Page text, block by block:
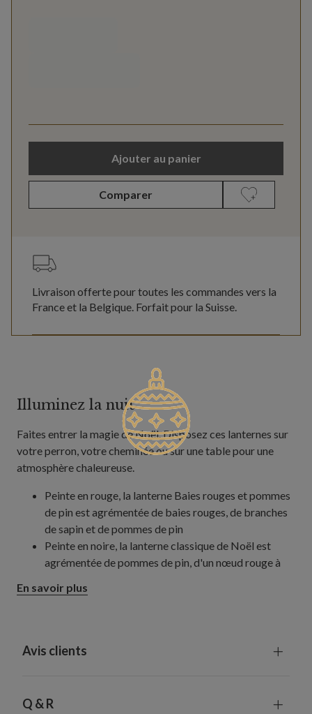
Ajouter au panier
Comparer
Livraison offerte pour toutes les commandes vers la
France et la Belgique. Forfait pour la Suisse.
Illuminez la nuit
Faites entrer la magie de Noël. Disposez ces lanternes sur
votre perron, votre cheminée ou sur une table pour une
atmosphère chaleureuse.
Peinte en rouge, la lanterne Baies rouges et pommes
de pin est agrémentée de baies rouges, de branches
de sapin et de pommes de pin
Peinte en noire, la lanterne classique de Noël est
agrémentée de pommes de pin, d'un nœud rouge à
de branchages
Chaque bougie nécessite des piles ; non fournies
Utilisation intérieure ou extérieure abritée
En savoir plus
Avis clients
Q & R